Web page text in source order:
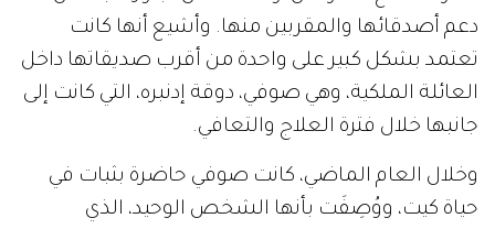
دعم أصدقائها والمقربين منها. وأشيع أنها كانت
تعتمد بشكل كبير على واحدة من أقرب صديقاتها داخل
العائلة الملكية، وهي صوفي، دوقة إدنبره، التي كانت إلى
جانبها خلال فترة العلاج والتعافي.
وخلال العام الماضي، كانت صوفي حاضرة بثبات في
حياة كيت، ووُصِفَت بأنها الشخص الوحيد، الذي